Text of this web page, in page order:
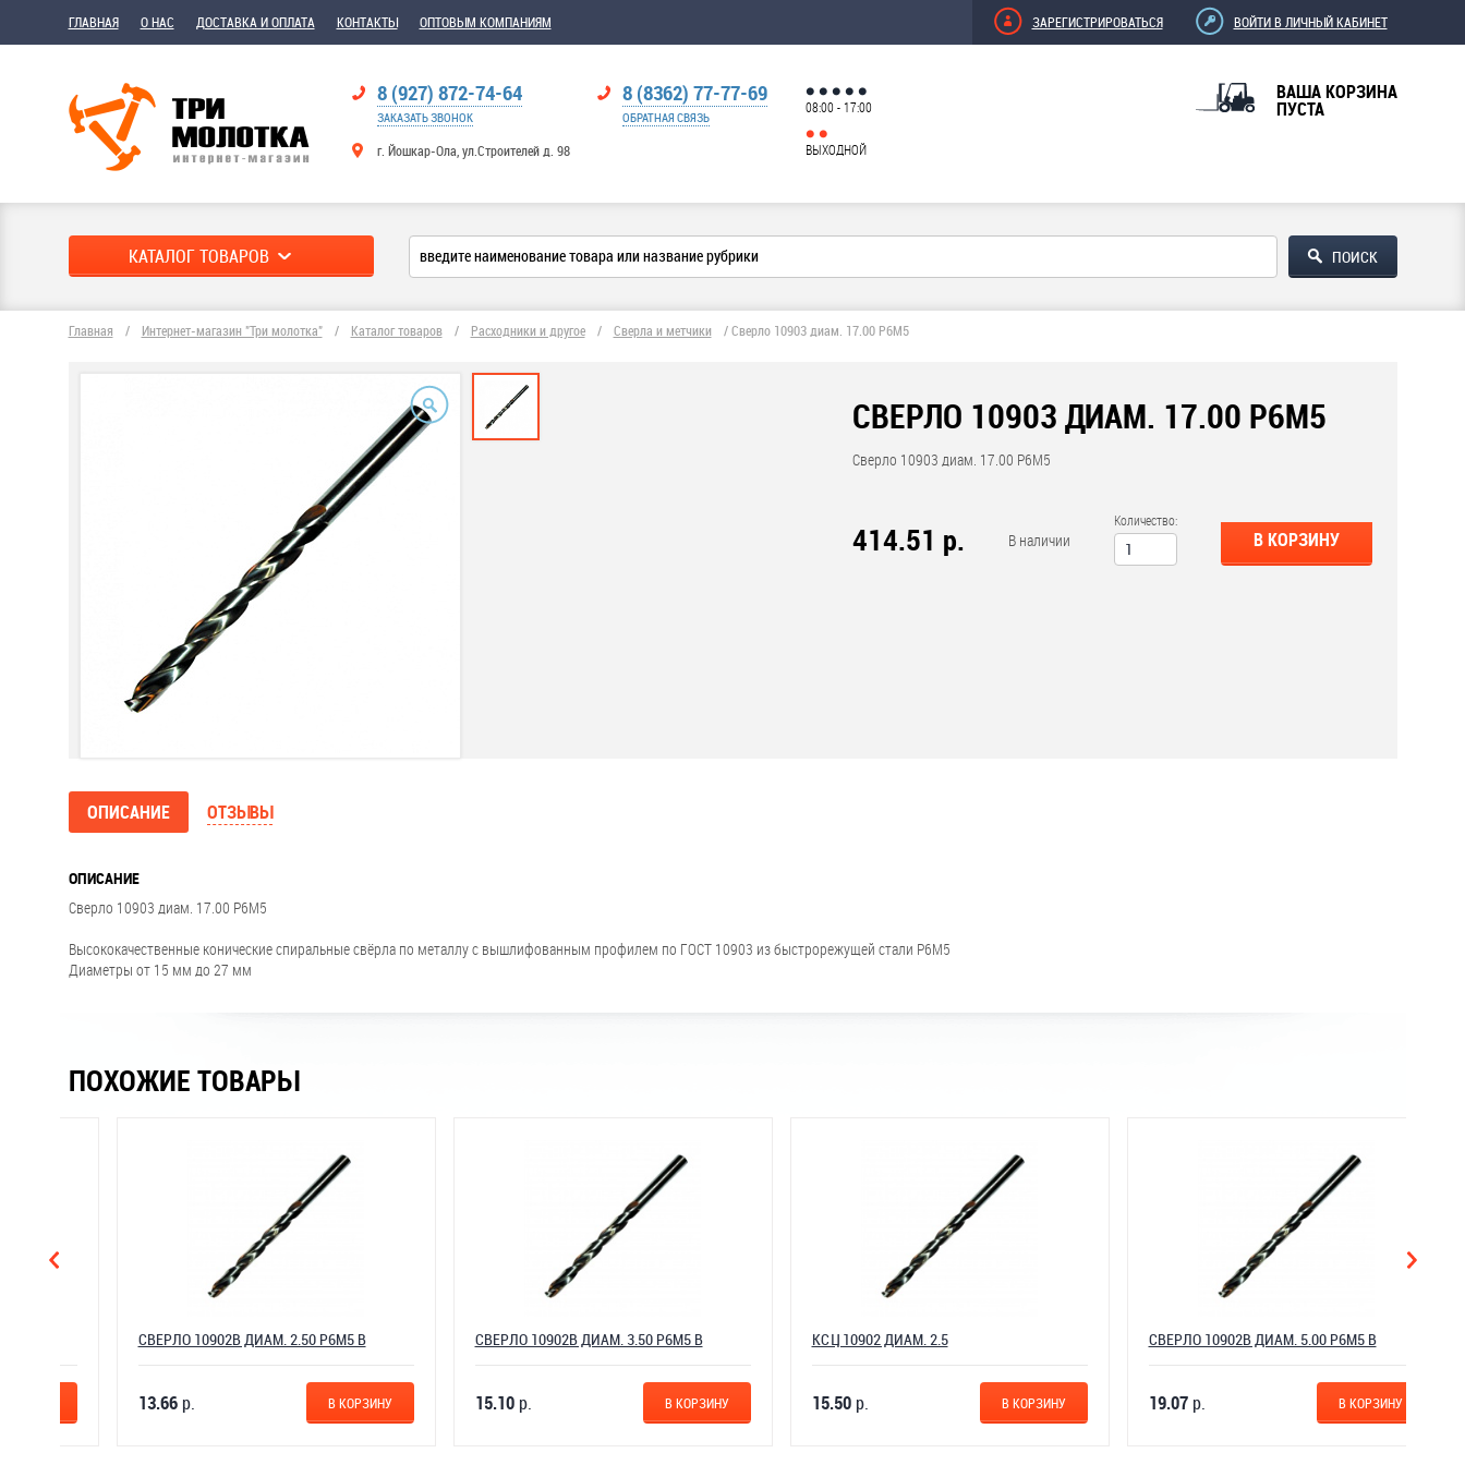
ГЛАВНАЯ О НАС ДОСТАВКА И ОПЛАТА КОНТАКТЫ ОПТОВЫМ КОМПАНИЯМ ЗАРЕГИСТРИРОВАТЬСЯ ВОЙТИ В ЛИЧНЫЙ КАБИНЕТ
8 (927) 872-74-64
ЗАКАЗАТЬ ЗВОНОК
г. Йошкар-Ола, ул.Строителей д. 98
8 (8362) 77-77-69
ОБРАТНАЯ СВЯЗЬ
08:00 - 17:00
ВЫХОДНОЙ
ВАША КОРЗИНА
ПУСТА
КАТАЛОГ ТОВАРОВ
Главная / Интернет-магазин "Три молотка" / Каталог товаров / Расходники и другое / Сверла и метчики /Сверло 10903 диам. 17.00 Р6М5
СВЕРЛО 10903 ДИАМ. 17.00 Р6М5
Сверло 10903 диам. 17.00 Р6М5
414.51 р. В наличии
Количество:
В КОРЗИНУ
ОПИСАНИЕ ОТЗЫВЫ
ОПИСАНИЕ
Сверло 10903 диам. 17.00 Р6М5
Высококачественные конические спиральные свёрла по металлу с вышлифованным профилем по ГОСТ 10903 из быстрорежущей стали Р6М5
Диаметры от 15 мм до 27 мм
ПОХОЖИЕ ТОВАРЫ
СВЕРЛО 10902В ДИАМ. 2.50 Р6М5 В
р. В КОРЗИНУ
СВЕРЛО 10902В ДИАМ. 3.50 Р6М5 В
р. В КОРЗИНУ
КСЦ 10902 ДИАМ. 2.5
р. В КОРЗИНУ
СВЕРЛО 10902В ДИАМ. 5.00 Р6М5 В
р. В КОРЗИНУ